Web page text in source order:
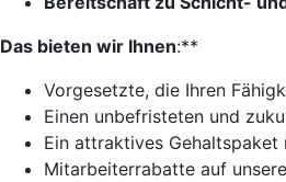
Das bieten wir Ihnen:**
Vorgesetzte, die Ihren
Einen unbefristeten und
Ein attraktives
Mitarbeiterrabatte auf